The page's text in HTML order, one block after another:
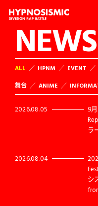
NEWS
ALL HPNM EVENT
舞台 ANIME
2026.08.05
9
ラ
2026.08.04
シ